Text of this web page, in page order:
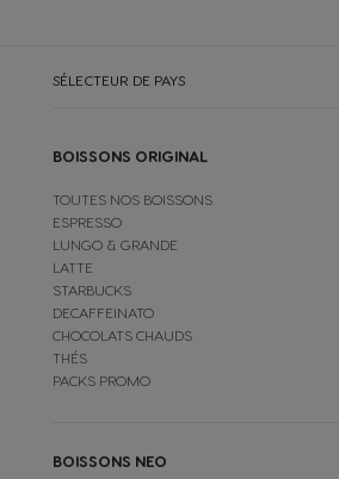
SÉLECTEUR DE PAYS
BOISSONS ORIGINAL
TOUTES NOS BOISSONS
ESPRESSO
LUNGO & GRANDE
LATTE
STARBUCKS
DECAFFEINATO
CHOCOLATS CHAUDS
THÉS
PACKS PROMO
BOISSONS NEO